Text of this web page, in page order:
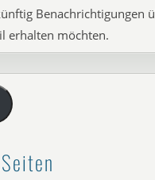
Benachrichtigungen
erhalten möchten.